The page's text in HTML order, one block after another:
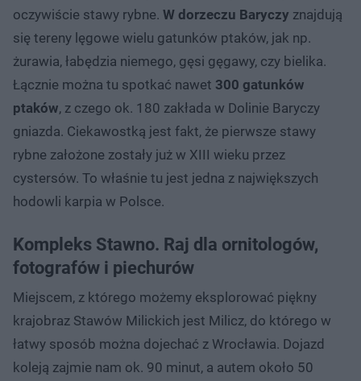
oczywiście stawy rybne. W dorzeczu Baryczy znajdują
się tereny lęgowe wielu gatunków ptaków, jak np.
żurawia, łabędzia niemego, gęsi gęgawy, czy bielika.
Łącznie można tu spotkać nawet 300 gatunków
ptaków, z czego ok. 180 zakłada w Dolinie Baryczy
gniazda. Ciekawostką jest fakt, że pierwsze stawy
rybne założone zostały już w XIII wieku przez
cystersów. To właśnie tu jest jedna z największych
hodowli karpia w Polsce.
Kompleks Stawno. Raj dla ornitologów,
fotografów i piechurów
Miejscem, z którego możemy eksplorować piękny
krajobraz Stawów Milickich jest Milicz, do którego w
łatwy sposób można dojechać z Wrocławia. Dojazd
koleją zajmie nam ok. 90 minut, a autem około 50